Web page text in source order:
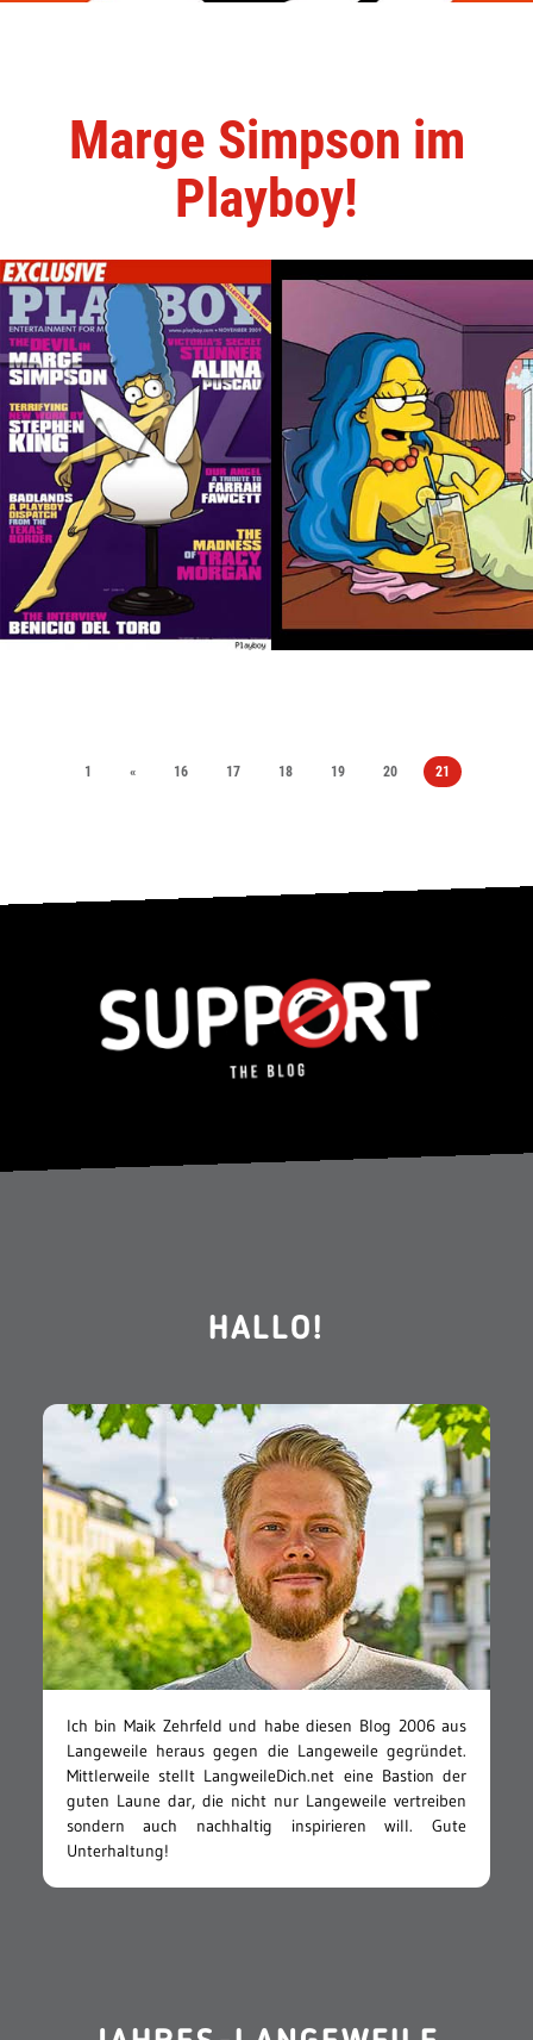
Marge Simpson im
Playboy!
1 « 16 17 18 19 20 21
HALLO!
Ich bin Maik Zehrfeld und habe diesen Blog 2006 aus
Langeweile heraus gegen die Langeweile gegründet.
Mittlerweile stellt LangweileDich.net eine Bastion der
guten Laune dar, die nicht nur Langeweile vertreiben
sondern auch nachhaltig inspirieren will. Gute
Unterhaltung!